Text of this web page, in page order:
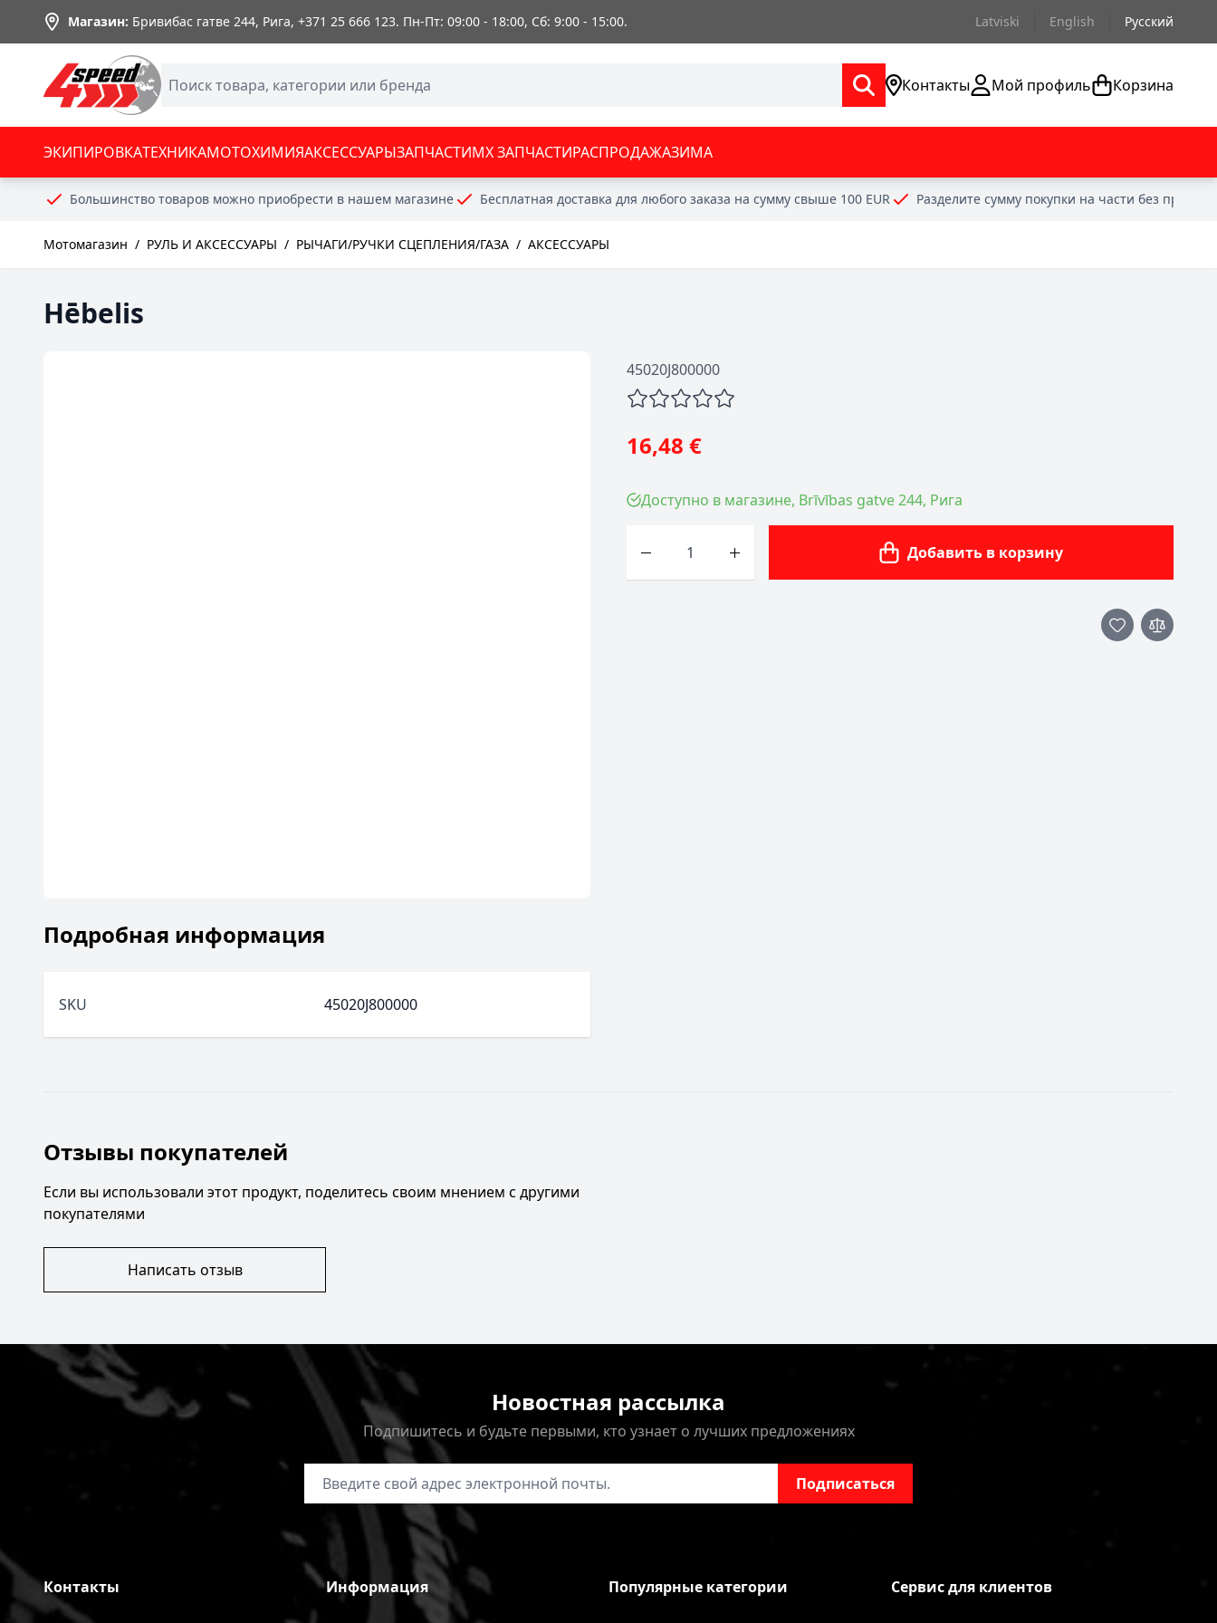
Skip to Content
Магазин: Бривибас гатве 244, Рига, +371 25 666 123. Пн-Пт: 09:00 - 18:00, Сб: 9:00 - 15:00. Latviski English Русский
Контакты Мой профиль Корзина
ЭКИПИРОВКАТЕХНИКАМОТОХИМИЯАКСЕССУАРЫЗАПЧАСТИMX ЗАПЧАСТИРАСПРОДАЖАЗИМА
Большинство товаров можно приобрести в нашем магазине Бесплатная доставка для любого заказа на сумму свыше 100 EUR Разделите сумму покупки на части без
Мотомагазин / РУЛЬ И АКСЕССУАРЫ / РЫЧАГИ/РУЧКИ СЦЕПЛЕНИЯ/ГАЗА / АКСЕССУАРЫ
Hēbelis
45020J800000
16,48 €
Доступно в магазине, Brīvības gatve 244, Рига
Добавить в корзину
Подробная информация
SKU 45020J800000
Отзывы покупателей
Если вы использовали этот продукт, поделитесь своим мнением с другими
покупателями
Написать отзыв
Новостная рассылка
Подпишитесь и будьте первыми, кто узнает о лучших предложениях
Адрес электронной почты Подписаться
Контакты Информация Популярные категории Сервис для клиентов